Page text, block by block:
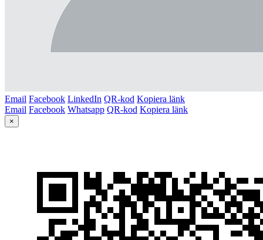
Email Facebook LinkedIn QR-kod Kopiera länk
Email Facebook Whatsapp QR-kod Kopiera länk
×